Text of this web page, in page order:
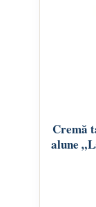
Cremă
alune